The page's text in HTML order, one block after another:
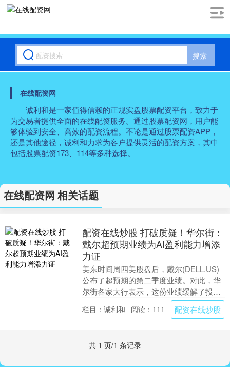
搜索
在线配资网
诚利和是一家值得信赖的正规实盘股票配资平台，致力于
为交易者提供全面的在线配资服务。通过股票配资网，用户能
够体验到安全、高效的配资流程。不论是通过股票配资APP，
还是其他途径，诚利和力求为客户提供灵活的配资方案，其中
包括股票配资173、114等多种选择。
在线配资网 相关话题
配资在线炒股 打破质疑！华尔街：
戴尔超预期业绩为AI盈利能力增添
力证
美东时间周四美股盘后，戴尔(DELL.US)
公布了超预期的第二季度业绩。对此，华
尔街各家大行表示，这份业绩缓解了投资
者的担忧，即人工智能确实可以提高除英
伟达(N....
栏目：诚利和 阅读：111 配资在线炒股
共 1 页/1 条记录